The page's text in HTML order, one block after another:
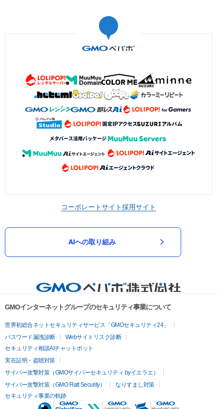
コーポレートサイト採用サイト
AIへの取り組み
GMOインターネットグループのセキュリティ事業について
世界初総合ネットセキュリティサービス「GMOセキュリティ24」
パスワード漏洩診断
Webサイトリスク診断
セキュリティ相談AIチャットボット
実在証明・盗聴対策
サイバー攻撃対策（GMOサイバーセキュリティ byイエラエ）
サイバー攻撃対策（GMO Flatt Security）
なりすまし対策
セキュリティ事業の軌跡